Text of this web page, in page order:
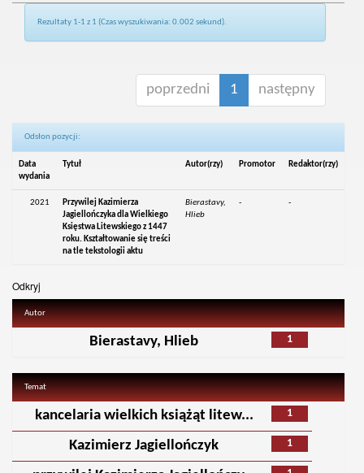
Rezultaty 1-1 z 1 (Czas wyszukiwania: 0.002 sekund).
poprzedni 1 następny
Odsłon pozycji:
Data
wydania
Tytuł Autor(rzy) Promotor Redaktor(rzy)
2021
Przywilej Kazimierza
Jagiellończyka dla Wielkiego
Księstwa Litewskiego z 1447
roku. Kształtowanie się treści
na tle tekstologii aktu
Bierastavy,
Hlieb
- -
Odkryj
Autor
1
Bierastavy, Hlieb
Temat
1
kancelaria wielkich książąt litew...
1
Kazimierz Jagiellończyk